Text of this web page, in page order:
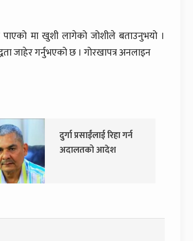
मा खुशी लागेको जोशीले बताउनुभयो ।
जाहेर गर्नुभएको छ । गोरखापत्र अनलाइन
दुर्गा प्रसाईंलाई रिहा गर्न
अदालतको आदेश